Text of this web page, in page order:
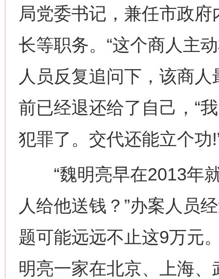
局党委书记，兼任市政
长等职务。“这个商人主
人员反复追问下，该商
前已经退还给了自己，“
犯罪了。交代还能立个功
“魏明亮早在2013年就
人给他送钱？”办案人员
题可能远远不止这9万元
明亮一家在北京、上海